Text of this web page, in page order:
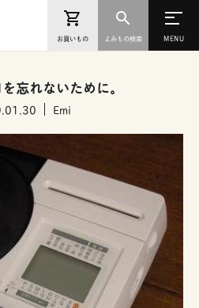
忘れないために。
Emi
お買いもの よみもの検索